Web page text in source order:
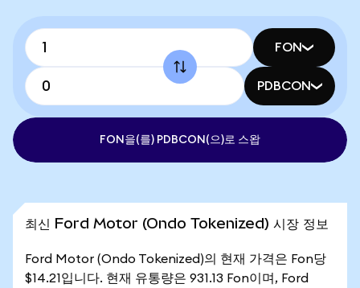
FON
PDBCON
FON을(를) PDBCON(으)로 스왑
최신 Ford Motor (Ondo Tokenized) 시장 정보
Ford Motor (Ondo Tokenized)의 현재 가격은 Fon당
$14.21입니다. 현재 유통량은 931.13 Fon이며, Ford